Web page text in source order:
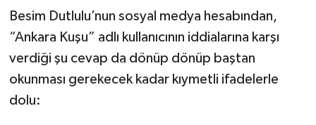
Besim Dutlulu’nun sosyal medya hesabından,
“Ankara Kuşu” adlı kullanıcının iddialarına karşı
verdiği şu cevap da dönüp dönüp baştan
okunması gerekecek kadar kıymetli ifadelerle
dolu: